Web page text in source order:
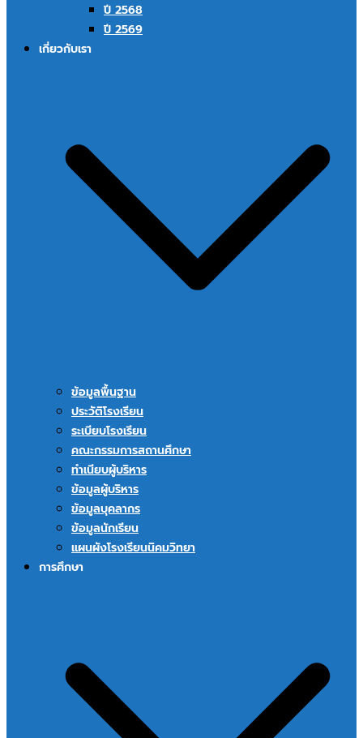
ปี 2568
ปี 2569
เกี่ยวกับเรา
ข้อมูลพื้นฐาน
ประวัติโรงเรียน
ระเบียบโรงเรียน
คณะกรรมการสถานศึกษา
ทำเนียบผู้บริหาร
ข้อมูลผู้บริหาร
ข้อมูลบุคลากร
ข้อมูลนักเรียน
แผนผังโรงเรียนนิคมวิทยา
การศึกษา